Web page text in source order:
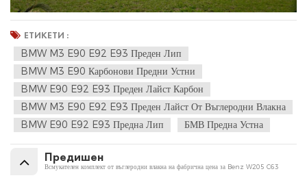
ЕТИКЕТИ :
BMW M3 E90 E92 E93 Преден Лип
BMW M3 E90 Карбонови Предни Устни
BMW E90 E92 E93 Преден Лайст Карбон
BMW M3 E90 E92 E93 Преден Лайст От Въглеродни Влакна
BMW E90 E92 E93 Предна Лип
БМВ Предна Устна
Предишен
Всмукателен комплект от въглеродни влакна на фабрична цена за Benz W205 C63